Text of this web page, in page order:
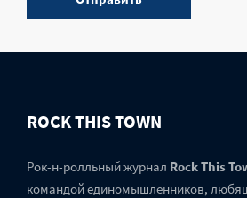
ROCK THIS TOWN
Рок-н-ролльный журнал Rock This
командой единомышленников,